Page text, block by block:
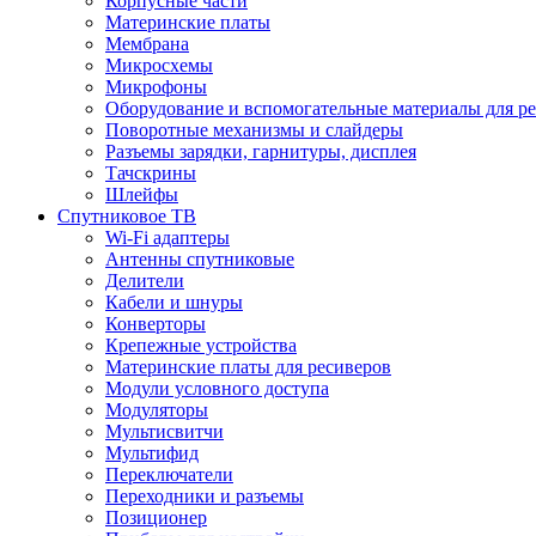
Материнские платы
Мембрана
Микросхемы
Микрофоны
Оборудование и вспомогательные материалы для
Поворотные механизмы и слайдеры
Разъемы зарядки, гарнитуры, дисплея
Тачскрины
Шлейфы
Спутниковое ТВ
Wi-Fi адаптеры
Антенны спутниковые
Делители
Кабели и шнуры
Конверторы
Крепежные устройства
Материнские платы для ресиверов
Модули условного доступа
Модуляторы
Мультисвитчи
Мультифид
Переключатели
Переходники и разъемы
Позиционер